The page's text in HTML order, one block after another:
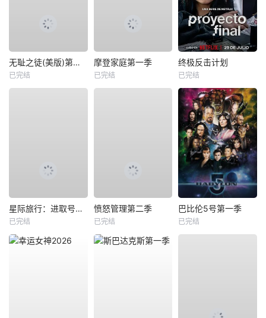
无耻之徒(美版)第一季
已完结
摩登家庭第一季
已完结
终极反击计划
已完结
星际旅行：进取号第三季
已完结
愤怒管理第二季
已完结
巴比伦5号第一季
已完结